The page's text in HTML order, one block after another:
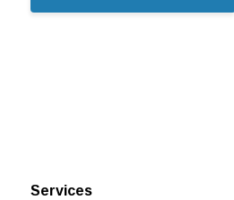
Services